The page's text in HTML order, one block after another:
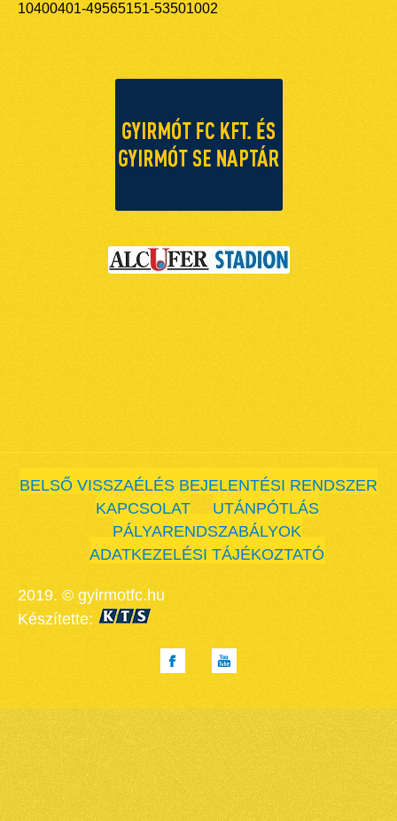
10400401-49565151-53501002
BELSŐ VISSZAÉLÉS BEJELENTÉSI RENDSZER
KAPCSOLAT
UTÁNPÓTLÁS
PÁLYARENDSZABÁLYOK
ADATKEZELÉSI TÁJÉKOZTATÓ
2019. © gyirmotfc.hu
Készítette: